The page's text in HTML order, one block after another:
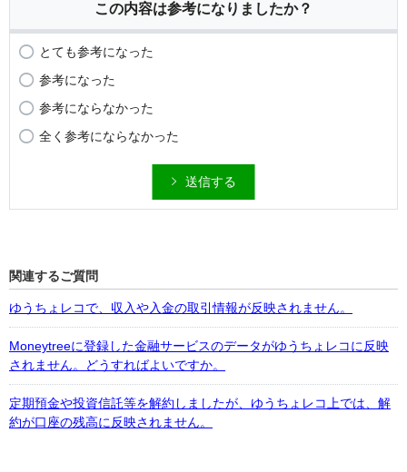
この内容は参考になりましたか？
とても参考になった
参考になった
参考にならなかった
全く参考にならなかった
送信する
関連するご質問
ゆうちょレコで、収入や入金の取引情報が反映されません。
Moneytreeに登録した金融サービスのデータがゆうちょレコに反映
されません。どうすればよいですか。
定期預金や投資信託等を解約しましたが、ゆうちょレコ上では、解
約が口座の残高に反映されません。